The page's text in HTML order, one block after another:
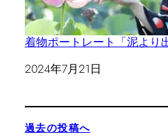
着物ポートレート「泥より
日付
2024年7月21日
過去の投稿へ